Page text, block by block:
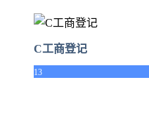
C工商登记
13